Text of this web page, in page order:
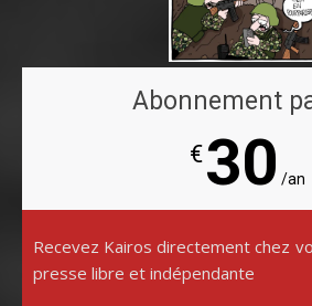
Abonnement
€30 /an
Recevez Kairos directement chez
presse libre et indépendante